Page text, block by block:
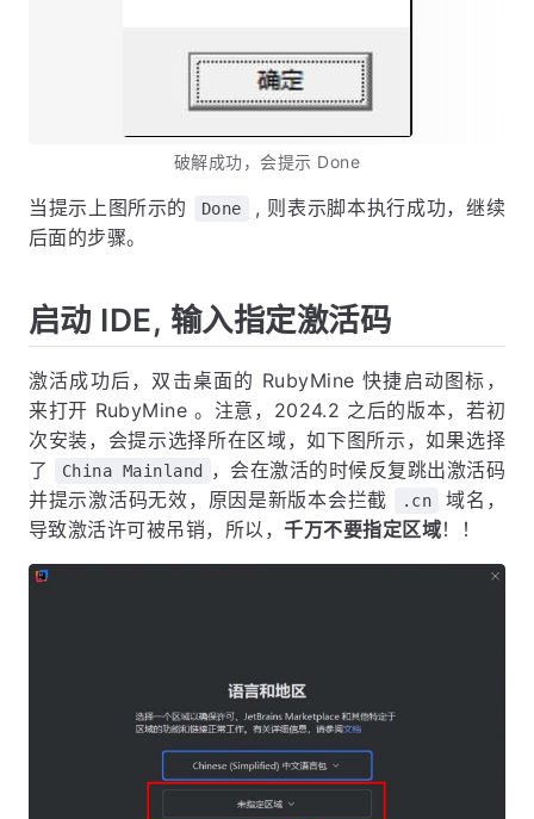
破解成功，会提示 Done
当提示上图所示的 Done
, 则表示脚本执行成功，继续
后面的步骤。
启动 IDE, 输入指定激活码
激活成功后，双击桌面的 RubyMine 快捷启动图标，
来打开 RubyMine 。注意，2024.2 之后的版本，若初
次安装，会提示选择所在区域，如下图所示，如果选择
了
China Mainland
，会在激活的时候反复跳出激活码
并提示激活码无效，原因是新版本会拦截
.cn
域名，
导致激活许可被吊销，所以，千万不要指定区域！！